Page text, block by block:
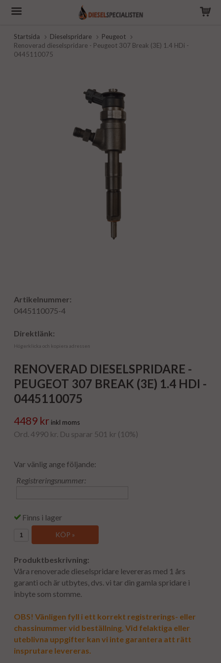
Startsida Dieselspridare
Peugeot
Renoverad dieselspridare - Peugeot 307 Break (3E) 1.4 HDi -
0445110075
Artikelnummer:
0445110075-4
Direktlänk:
Högerklicka och kopiera adressen
RENOVERAD DIESELSPRIDARE -
PEUGEOT 307 BREAK (3E) 1.4 HDI -
0445110075
4489 kr inkl moms
Ord. 4990 kr. Du sparar 501 kr (10%)
Var vänlig ange följande:
Registreringsnummer:
Finns i lager
KÖP »
Produktbeskrivning:
Våra renoverade dieselspridare levereras med 1 års
garanti och är utbytes, dvs. vi tar din gamla spridare i
inbyte som stomme.
OBS! Vänligen fyll i ett korrekt registrerings- eller
chassinummer vid beställning. Vid felaktiga eller
uteblivna uppgifter kan vi inte garantera att rätt
insprutare levereras.